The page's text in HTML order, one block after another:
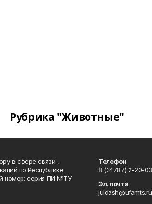
Рубрика "Животные"
в сфере связи ,
по Республике
номер: серия ПИ №ТУ
Телефон
8 (34787) 2-20-03
Эл. почта
juldash@ufamts.ru